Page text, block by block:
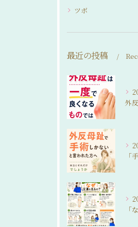
ツボ
最近の投稿
外